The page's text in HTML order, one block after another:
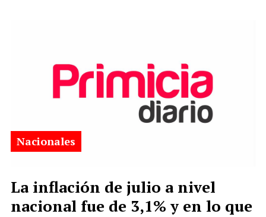
La inflación de julio a nivel
nacional fue de 3,1% y en lo que
Nacionales